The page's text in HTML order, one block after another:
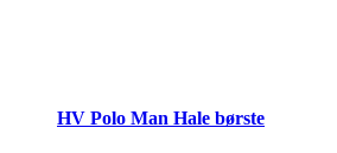
HV Polo Man Hale børste